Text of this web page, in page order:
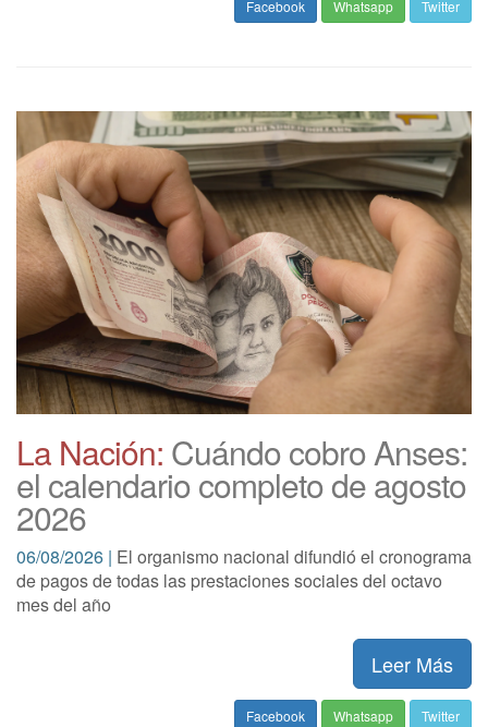
Facebook Whatsapp Twitter
La Nación: Cuándo cobro Anses:
el calendario completo de agosto
2026
06/08/2026 | El organismo nacional difundió el cronograma
de pagos de todas las prestaciones sociales del octavo
mes del año
Leer Más
Facebook Whatsapp Twitter